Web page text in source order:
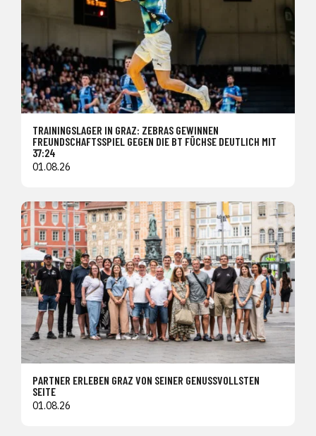
TRAININGSLAGER IN GRAZ: ZEBRAS GEWINNEN
FREUNDSCHAFTSSPIEL GEGEN DIE BT FÜCHSE DEUTLICH MIT
37:24
01.08.26
PARTNER ERLEBEN GRAZ VON SEINER GENUSSVOLLSTEN
SEITE
01.08.26